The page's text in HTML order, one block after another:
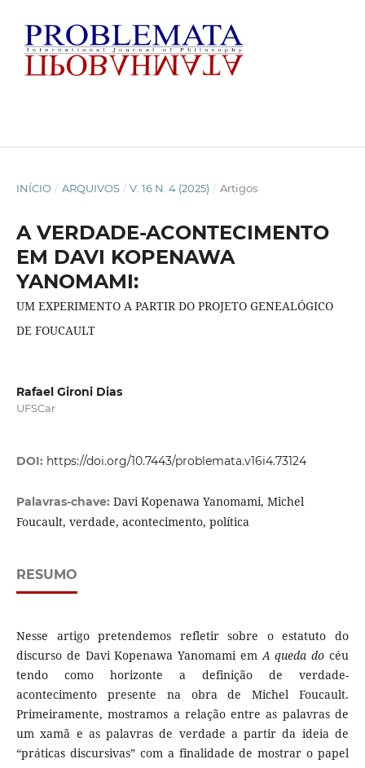
INÍCIO / ARQUIVOS / V. 16 N. 4 (2025) / Artigos
A VERDADE-ACONTECIMENTO
EM DAVI KOPENAWA
YANOMAMI:
UM EXPERIMENTO A PARTIR DO PROJETO GENEALÓGICO
DE FOUCAULT
Rafael Gironi Dias
UFSCar
DOI: https://doi.org/10.7443/problemata.v16i4.73124
Palavras-chave: Davi Kopenawa Yanomami, Michel
Foucault, verdade, acontecimento, política
RESUMO
Nesse artigo pretendemos refletir sobre o estatuto do
discurso de Davi Kopenawa Yanomami emA queda docéu
tendo como horizonte a definição de verdade-
acontecimento presente na obra de Michel Foucault.
Primeiramente, mostramos a relação entre as palavras de
um xamã e as palavras de verdade a partir da ideia de
“práticas discursivas” com a finalidade de mostrar o papel